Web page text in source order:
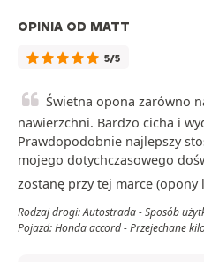
OPINIA OD MATT
5/5
Świetna opona zarówno
nawierzchni. Bardzo cicha i
Prawdopodobnie najlepszy
mojego dotychczasowego
zostanę przy tej marce (opony
Rodzaj drogi: Autostrada - Sposób
Pojazd: Honda accord - Przejechane